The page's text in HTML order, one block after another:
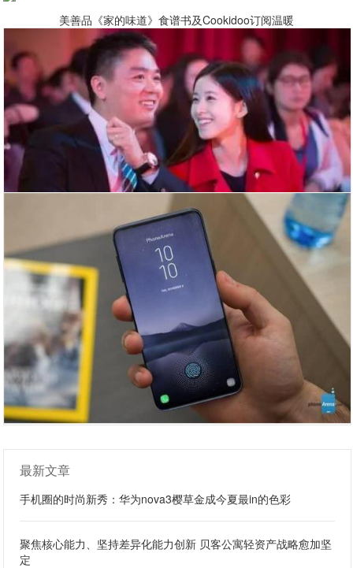
美善品《家的味道》食谱书及Cookidoo订阅温暖
最新文章
手机圈的时尚新秀：华为nova3樱草金成今夏最in的色彩
聚焦核心能力、坚持差异化能力创新 贝客公寓轻资产战略愈加坚
定